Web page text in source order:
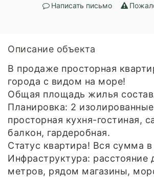
Написать письмо
Описание объекта
В продаже просторная
города с видом на море!
Общая площадь жилья
Планировка: 2
просторная кухня-гостиная,
балкон, гардеробная.
Статус квартира! Вся сумма в
Инфраструктура:
метров, рядом магазины,